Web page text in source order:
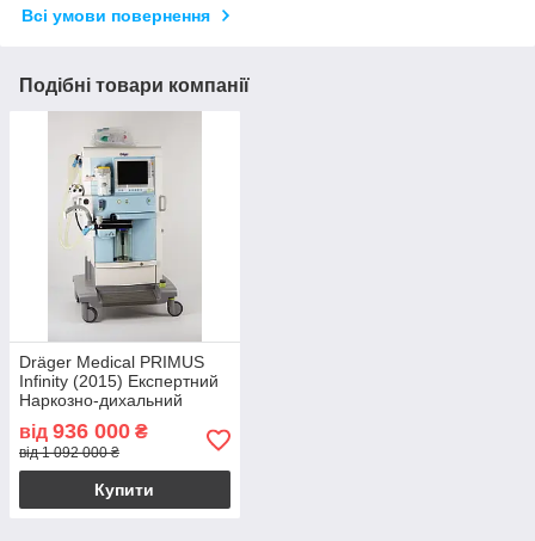
Всі умови повернення
Подібні товари компанії
Dräger Medical PRIMUS
Infinity (2015) Експертний
Наркозно-дихальний
від 936 000 ₴
від 1 092 000 ₴
Купити